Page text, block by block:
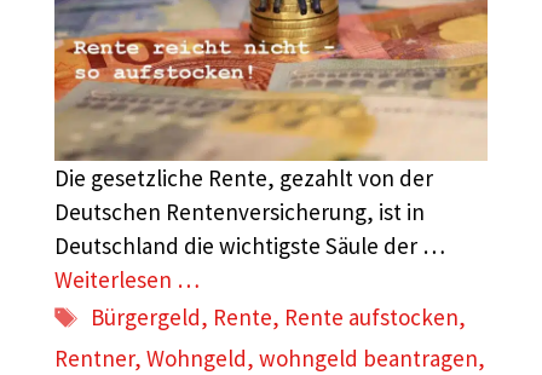
Die gesetzliche Rente, gezahlt von der
Deutschen Rentenversicherung, ist in
Deutschland die wichtigste Säule der …
Weiterlesen …
Schlagwörter
Bürgergeld, Rente, Rente aufstocken,
Rentner, Wohngeld, wohngeld beantragen,